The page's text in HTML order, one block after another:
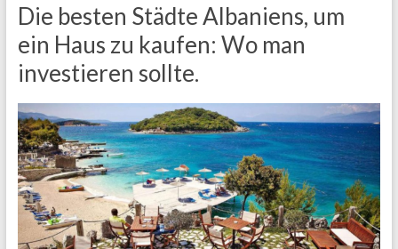
Die besten Städte Albaniens, um
ein Haus zu kaufen: Wo man
investieren sollte.